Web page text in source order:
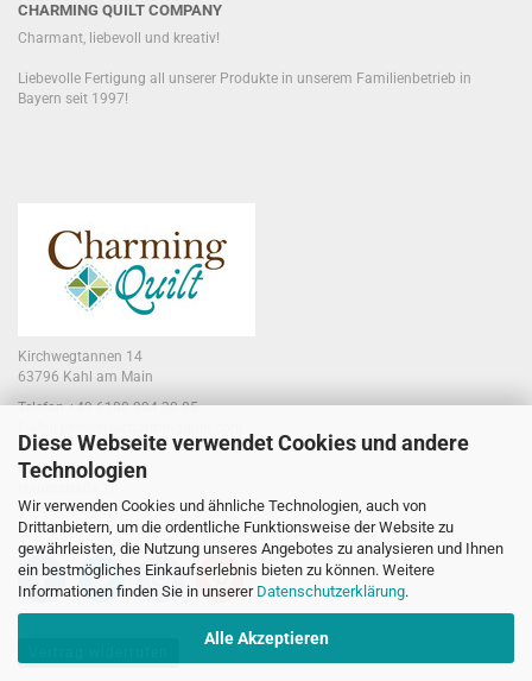
Diese Webseite verwendet Cookies und andere
Technologien
Wir verwenden Cookies und ähnliche Technologien, auch von
Drittanbietern, um die ordentliche Funktionsweise der Website zu
gewährleisten, die Nutzung unseres Angebotes zu analysieren und Ihnen
ein bestmögliches Einkaufserlebnis bieten zu können. Weitere
Informationen finden Sie in unserer Datenschutzerklärung.
Alle Akzeptieren
CHARMING QUILT COMPANY
Charmant, liebevoll und kreativ!
Liebevolle Fertigung all unserer Produkte in unserem Familienbetrieb in
Bayern seit 1997!
Kirchwegtannen 14
63796 Kahl am Main
Telefon +49 6188 994 30 85
Laden:
63796 Kahl am Main